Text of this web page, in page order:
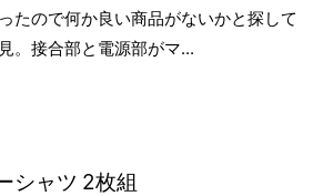
たので何か良い商品がないかと探して
。接合部と電源部がマ...
シャツ 2枚組